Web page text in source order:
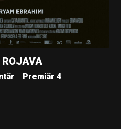
ROJAVA
Premiär 4